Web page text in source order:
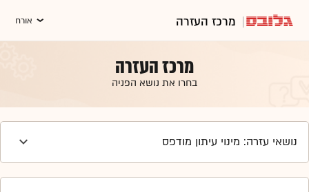
מרכז העזרה אורח
מרכז העזרה
בחרו את נושא הפניה
נושאי עזרה: מינוי עיתון מודפס